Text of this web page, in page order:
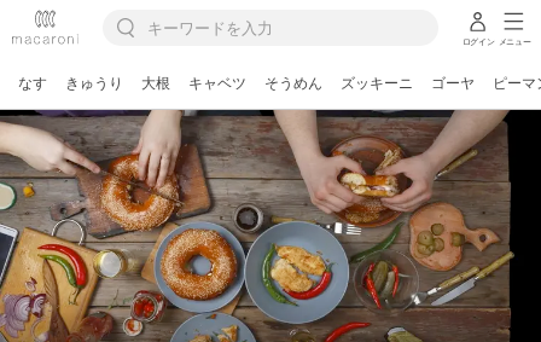
ログイン メニュー
なす きゅうり 大根 キャベツ そうめん ズッキーニ ゴーヤ ピーマ